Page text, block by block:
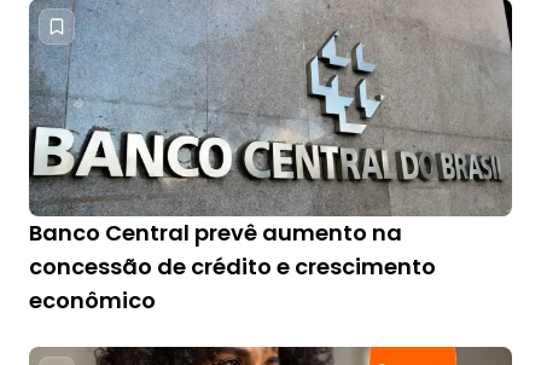
Banco Central prevê aumento na
concessão de crédito e crescimento
econômico